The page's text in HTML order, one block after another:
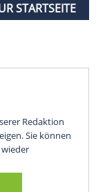
STARTSEITE
Redaktion
Sie können